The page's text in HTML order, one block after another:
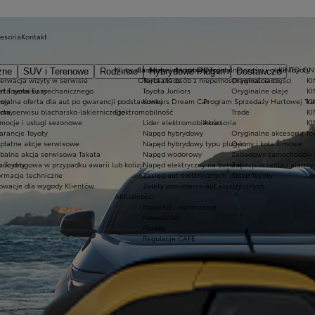
SUV i Terenowe Rodzinne Hybrydowe Plug-in
Dostawcze
Ekobonus dla hybryd Toyoty
Oferta dla osób z niepełnosprawnościami
Toyoty
Kluby dla dzieci i młodzieży
Toyota Kids
Toyota Juniors
Konkurs Dream Car
Elektromobilność
Lider elektromobilności
Napęd hybrydowy
Napęd hybrydowy typu plug-in
Napęd wodorowy
Napęd elektryczny na baterię
Zasięg aut elektrycznych
Zalety posiadania aut elektrycznych
Aktualności
Nowości i wydarzenia
Newsletter
Regulacje CAFE
Toyota Easy
KINTO
wizyty w serwisie
serwisu mechanicznego
oferta dla aut po gwarancji podstawowej
serwisu blacharsko-lakierniczego
i usługi sezonowe
Toyoty
akcje serwisowe
akcja serwisowa Takata
drogowa w przypadku awarii lub kolizji
techniczne
dla wygody Klientów
Oryginalne części i oleje Toyoty
Oryginalne części
Oryginalne oleje
Program Sprzedaży Hurtowej
Trade
Akcesoria
Oryginalne akcesoria
Opony i koła zimowe
Zabudowy samochodów
Zabezpieczenia i alarmy
Sklep Toyoty
Kontakt